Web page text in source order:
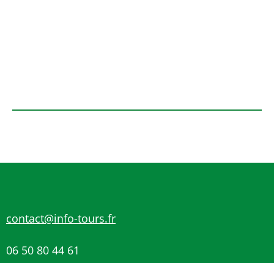
contact@info-tours.fr
06 50 80 44 61